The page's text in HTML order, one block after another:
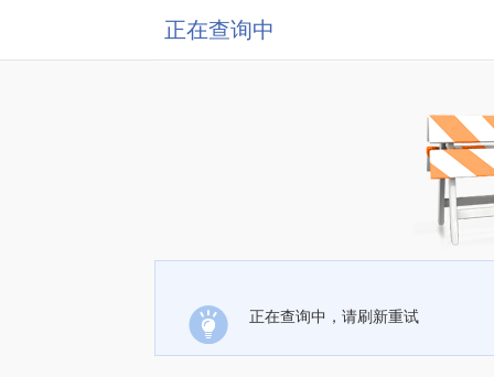
正在查询中
正在查询中，请刷新重试